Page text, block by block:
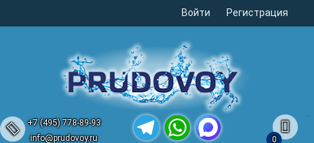
Войти Регистрация
+7 (495) 778-89-93
info@prudovoy.ru
0